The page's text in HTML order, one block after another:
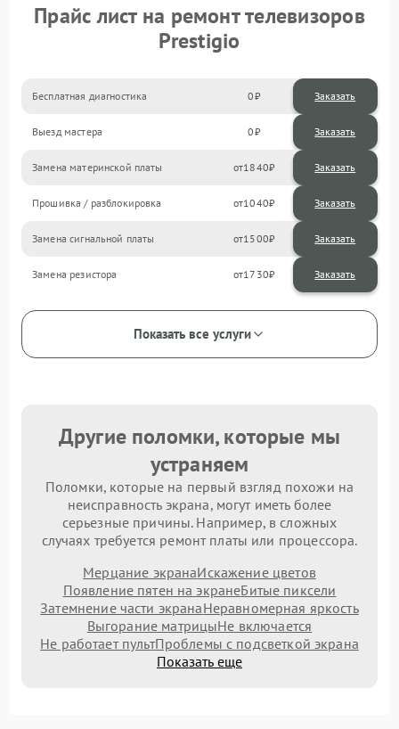
Прайс лист на ремонт телевизоров
Prestigio
Бесплатная диагностика 0 Заказать
Выезд мастера 0 Заказать
Замена материнской платы 1840
Прошивка / разблокировка 1040
Замена сигнальной платы 1500
Замена резистора 1730
Показать все услуги
Другие поломки, которые мы
устраняем
Поломки, которые на первый взгляд похожи на
неисправность экрана, могут иметь более
серьезные причины. Например, в сложных
случаях требуется ремонт платы или процессора.
Мерцание экранаИскажение цветов
Появление пятен на экранеБитые пиксели
Затемнение части экранаНеравномерная яркость
Выгорание матрицыНе включается
Не работает пультПроблемы с подсветкой экрана
Показать еще